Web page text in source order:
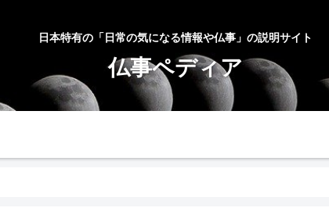
日本特有の「日常の気になる情報や仏事」の説明サイト
仏事ペディア